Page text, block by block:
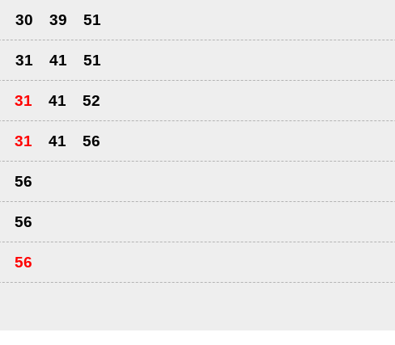
30 39 51
31 41 51
31 41 52
31 41 56
56
56
56